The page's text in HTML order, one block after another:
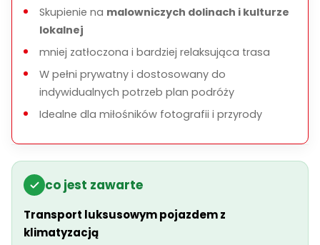
Skupienie na malowniczych dolinach i kulturze
lokalnej
mniej zatłoczona i bardziej relaksująca trasa
W pełni prywatny i dostosowany do
indywidualnych potrzeb plan podróży
Idealne dla miłośników fotografii i przyrody
co jest zawarte
Transport luksusowym pojazdem z
klimatyzacją